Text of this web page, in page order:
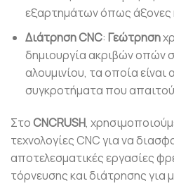
εξαρτημάτων όπως άξονες
Διάτρηση CNC: Γεώτρηση
δημιουργία ακριβών οπών
αλουμινίου, τα οποία είναι
συγκροτήματα που
ΣτοCNCRUSH,
τεχνολογίες CNC για να
αποτελεσματικές εργασίες
τόρνευσης και διάτρησης για